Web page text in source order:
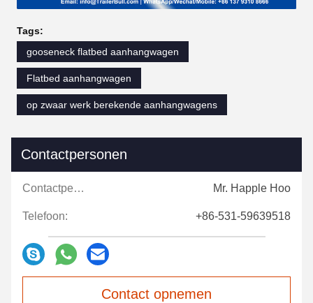
Tags:
gooseneck flatbed aanhangwagen
Flatbed aanhangwagen
op zwaar werk berekende aanhangwagens
Contactpersonen
Contactpersonen: Mr. Happle Hoo
Telefoon: +86-531-59639518
Contact opnemen